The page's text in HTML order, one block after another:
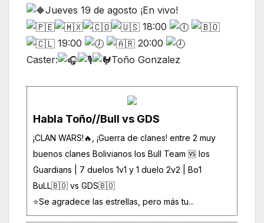
Jueves 19 de agosto ¡En vivo!
18:00
19:00
20:00
Caster:
Toño Gonzalez
Habla Toño//Bull vs GDS
¡CLAN WARS!🔥, ¡Guerra de clanes! entre 2 muy
buenos clanes Bolivianos los Bull Team 🆚 los
Guardians | 7 duelos 1v1 y 1 duelo 2v2 | Bo1
BuLL🇧🇴 vs GDS🇧🇴
⭐️Se agradece las estrellas, pero más tu...